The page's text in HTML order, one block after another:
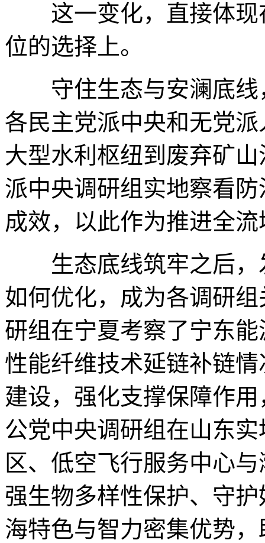
这一变化，直接体
位的选择上。
守住生态与安澜底
各民主党派中央和无党
大型水利枢纽到废弃矿
派中央调研组实地察看
成效，以此作为推进全
生态底线筑牢之后
如何优化，成为各调研
研组在宁夏考察了宁东
性能纤维技术延链补链
建设，强化支撑保障作
公党中央调研组在山东
区、低空飞行服务中心
强生物多样性保护、守
海特色与智力密集优势